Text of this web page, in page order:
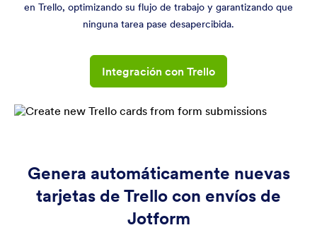
en Trello, optimizando su flujo de trabajo y garantizando que
ninguna tarea pase desapercibida.
Integración con Trello
Genera automáticamente nuevas
tarjetas de Trello con envíos de
Jotform